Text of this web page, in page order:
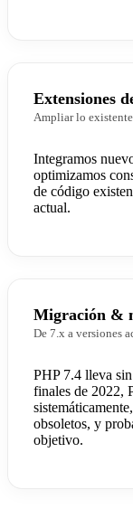
Extensiones
Ampliar lo
Integramos
optimizamos
de código
actual.
Migración &
De 7.x a versiones
PHP 7.4 lleva
finales de 2022,
obsoletos, y
objetivo.